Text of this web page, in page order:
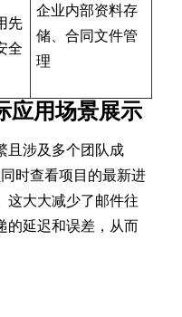
先
全
企业内部资料存
储、合同文件管
理
应用场景展示
且涉及多个团队成
时查看项目的最新进
这大大减少了邮件往
的延迟和误差，从而